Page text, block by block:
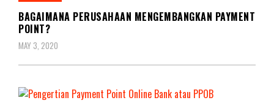
BAGAIMANA PERUSAHAAN MENGEMBANGKAN PAYMENT
POINT?
MAY 3, 2020